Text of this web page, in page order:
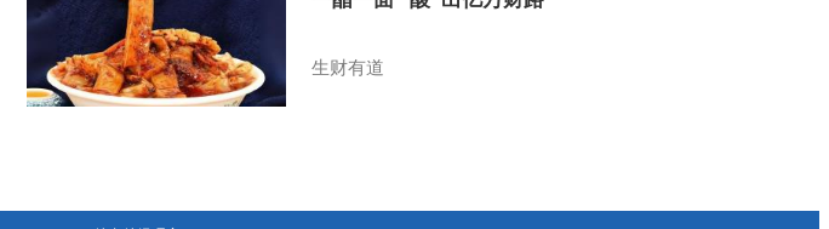
生财有道